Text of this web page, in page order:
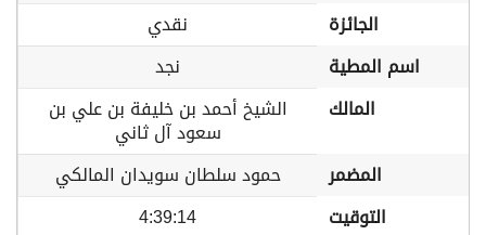
الجائزة
نقدي
اسم المطية
نجد
المالك
الشيخ أحمد بن خليفة بن علي بن
سعود آل ثاني
المضمر
حمود سلطان سويدان المالكي
التوقيت
4:39:14